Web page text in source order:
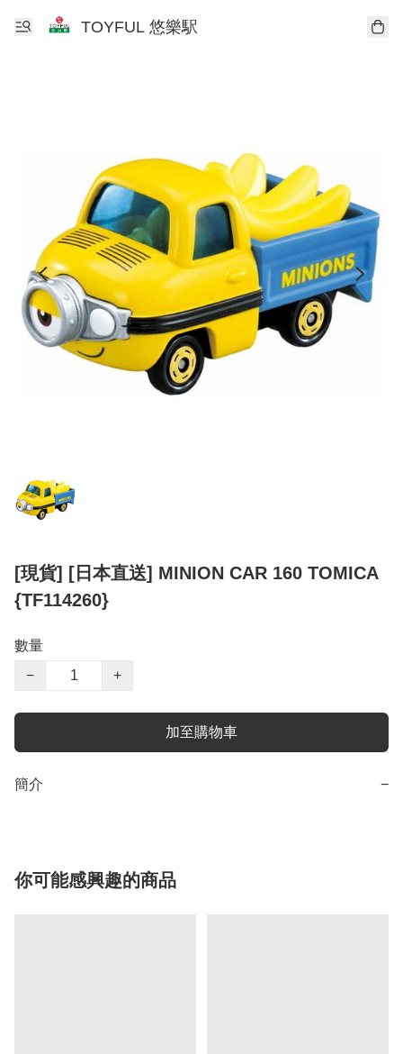
TOYFUL 悠樂駅
[現貨] [日本直送] MINION CAR 160 TOMICA
{TF114260}
數量
−
+
加至購物車
簡介 −
你可能感興趣的商品